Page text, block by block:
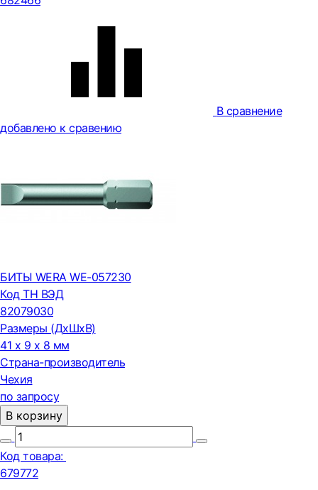
В сравнение
добавлено к сравению
БИТЫ WERA WE-057230
Код ТН ВЭД
82079030
Размеры (ДxШxВ)
41 x 9 x 8 мм
Страна-производитель
Чехия
по запросу
В корзину
Код товара:
679772